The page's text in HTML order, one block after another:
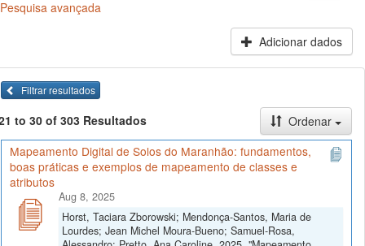
Pesquisa avançada
Adicionar dados
Filtrar resultados
to 30 of 303 Resultados
Ordenar
Mapeamento Digital de Solos do Maranhão: fundamentos,
boas práticas e exemplos de mapeamento de classes e
atributos
Aug 8, 2025
Horst, Taciara Zborowski; Mendonça-Santos, Maria de
Lourdes; Jean Michel Moura-Bueno; Samuel-Rosa,